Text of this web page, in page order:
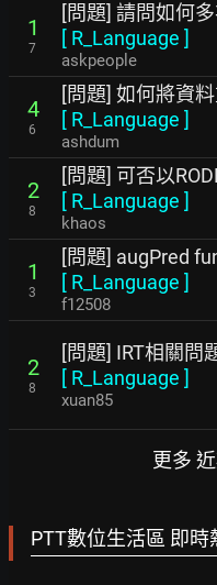
1
7
[問題] 請問如何
[ R_Language ]
askpeople
4
6
[問題] 如何將資
[ R_Language ]
ashdum
2
8
[問題] 可否以
[ R_Language ]
khaos
1
3
[問題] augPred
[ R_Language ]
f12508
2
8
[問題] IRT相關問
[ R_Language ]
xuan85
更多
PTT數位生活區 即時